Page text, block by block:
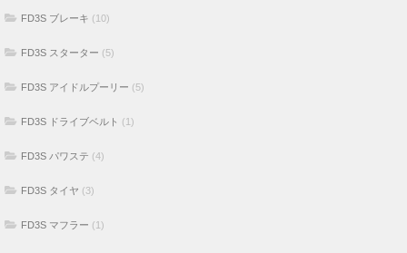
FD3S ブレーキ (10)
FD3S スターター (5)
FD3S アイドルプーリー (5)
FD3S ドライブベルト (1)
FD3S パワステ (4)
FD3S タイヤ (3)
FD3S マフラー (1)